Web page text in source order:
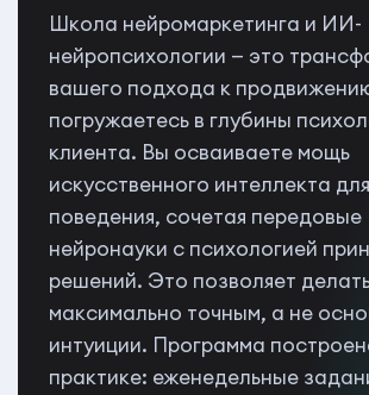
Школа нейромаркетинга и ИИ-
нейропсихологии — это
вашего подхода к
погружаетесь в глубины
клиента. Вы осваиваете мощь
искусственного интеллекта
поведения, сочетая передовые
нейронауки с психологией
решений. Это позволяет
максимально точным, а не
интуиции. Программа
практике: еженедельные